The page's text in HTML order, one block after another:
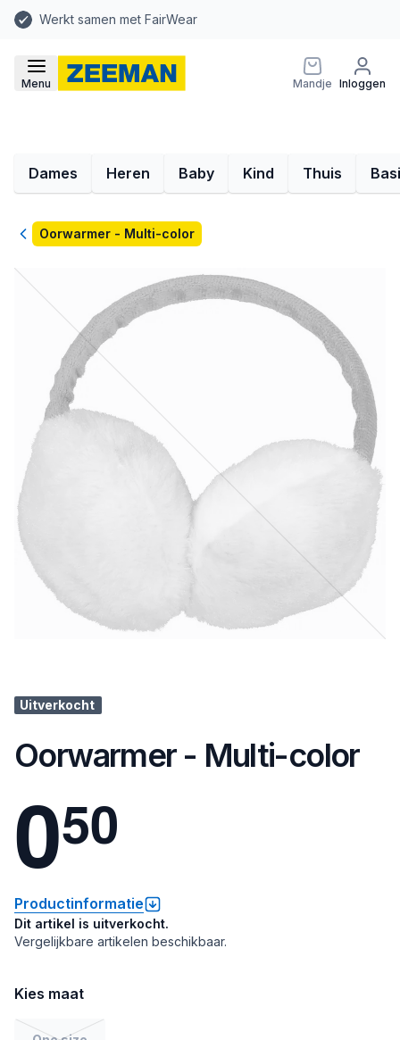
Werkt samen met FairWear
Menu Mandje Inloggen
Dames Heren Baby Kind Thuis
TerugOorwarmer - Multi-color
Uitverkocht
Oorwarmer - Multi-color
050
Productinformatie
Dit artikel is uitverkocht.
Vergelijkbare artikelen beschikbaar.
Kies maat